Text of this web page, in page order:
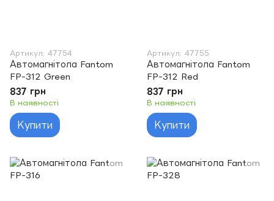
Артикул: 47754
Автомагнітола Fantom
FP-312 Green
837 грн
В наявності
Купити
Артикул: 47755
Автомагнітола Fantom
FP-312 Red
837 грн
В наявності
Купити